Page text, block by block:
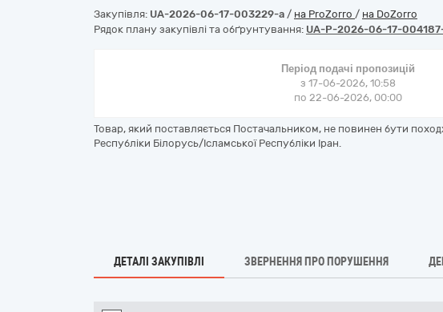
Закупівля: UA-2026-06-17-003229-a / на ProZorro / на DoZorro
Рядок плану закупівлі та обґрунтування: UA-P-2026-06-17-
Період подачі пропозицій
з 17-06-2026, 10:58
по 22-06-2026, 00:00
Товар, який поставляється Постачальником, не повинен бути
Республіки Білорусь/Ісламської Республіки Іран.
ДЕТАЛІ ЗАКУПІВЛІ ЗВЕРНЕННЯ ПРО ПОРУШЕННЯ